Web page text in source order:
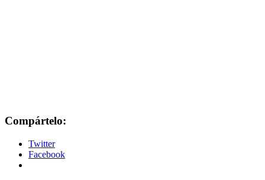
Compártelo:
Twitter
Facebook